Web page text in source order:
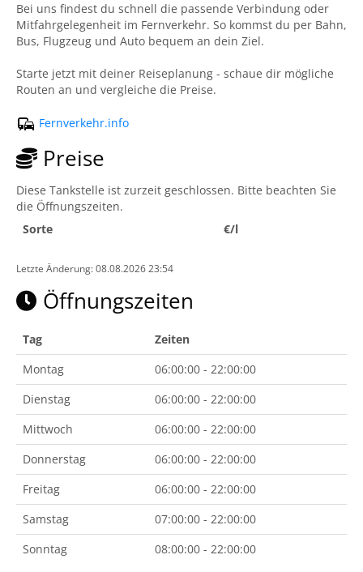
Bei uns findest du schnell die passende Verbindung oder
Mitfahrgelegenheit im Fernverkehr. So kommst du per Bahn,
Bus, Flugzeug und Auto bequem an dein Ziel.
Starte jetzt mit deiner Reiseplanung - schaue dir mögliche
Routen an und vergleiche die Preise.
Fernverkehr.info
Preise
Diese Tankstelle ist zurzeit geschlossen. Bitte beachten Sie
die Öffnungszeiten.
Sorte
€/l
Letzte Änderung: 08.08.2026 23:54
Öffnungszeiten
Tag
Zeiten
Montag
06:00:00 - 22:00:00
Dienstag
06:00:00 - 22:00:00
Mittwoch
06:00:00 - 22:00:00
Donnerstag
06:00:00 - 22:00:00
Freitag
06:00:00 - 22:00:00
Samstag
07:00:00 - 22:00:00
Sonntag
08:00:00 - 22:00:00